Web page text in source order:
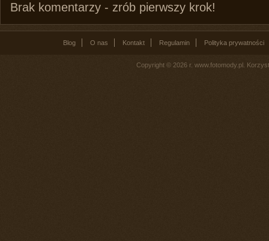
Brak komentarzy - zrób pierwszy krok!
Blog O nas Kontakt Regulamin Polityka prywatności
Copyright © 2026 r. www.fotomody.pl.